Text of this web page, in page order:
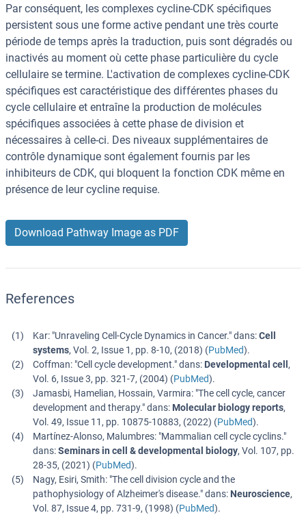
Par conséquent, les complexes cycline-CDK spécifiques
persistent sous une forme active pendant une très courte
période de temps après la traduction, puis sont dégradés ou
inactivés au moment où cette phase particulière du cycle
cellulaire se termine. L'activation de complexes cycline-CDK
spécifiques est caractéristique des différentes phases du
cycle cellulaire et entraîne la production de molécules
spécifiques associées à cette phase de division et
nécessaires à celle-ci. Des niveaux supplémentaires de
contrôle dynamique sont également fournis par les
inhibiteurs de CDK, qui bloquent la fonction CDK même en
présence de leur cycline requise.
Download Pathway Image as PDF
References
Kar: "Unraveling Cell-Cycle Dynamics in Cancer." dans:Cell
systems, Vol. 2, Issue 1, pp. 8-10, (2018) (PubMed).
Coffman: "Cell cycle development." dans: Developmental cell ,
Vol. 6, Issue 3, pp. 321-7, (2004) (PubMed).
Jamasbi, Hamelian, Hossain, Varmira: "The cell cycle, cancer
development and therapy." dans: Molecular biology reports,
Vol. 49, Issue 11, pp. 10875-10883, (2022) (PubMed).
Martínez-Alonso, Malumbres: "Mammalian cell cycle cyclins."
dans:Seminars in cell & developmental biology, Vol. 107, pp.
28-35, (2021) (PubMed).
Nagy, Esiri, Smith: "The cell division cycle and the
pathophysiology of Alzheimer's disease." dans: Neuroscience,
Vol. 87, Issue 4, pp. 731-9, (1998) (PubMed).